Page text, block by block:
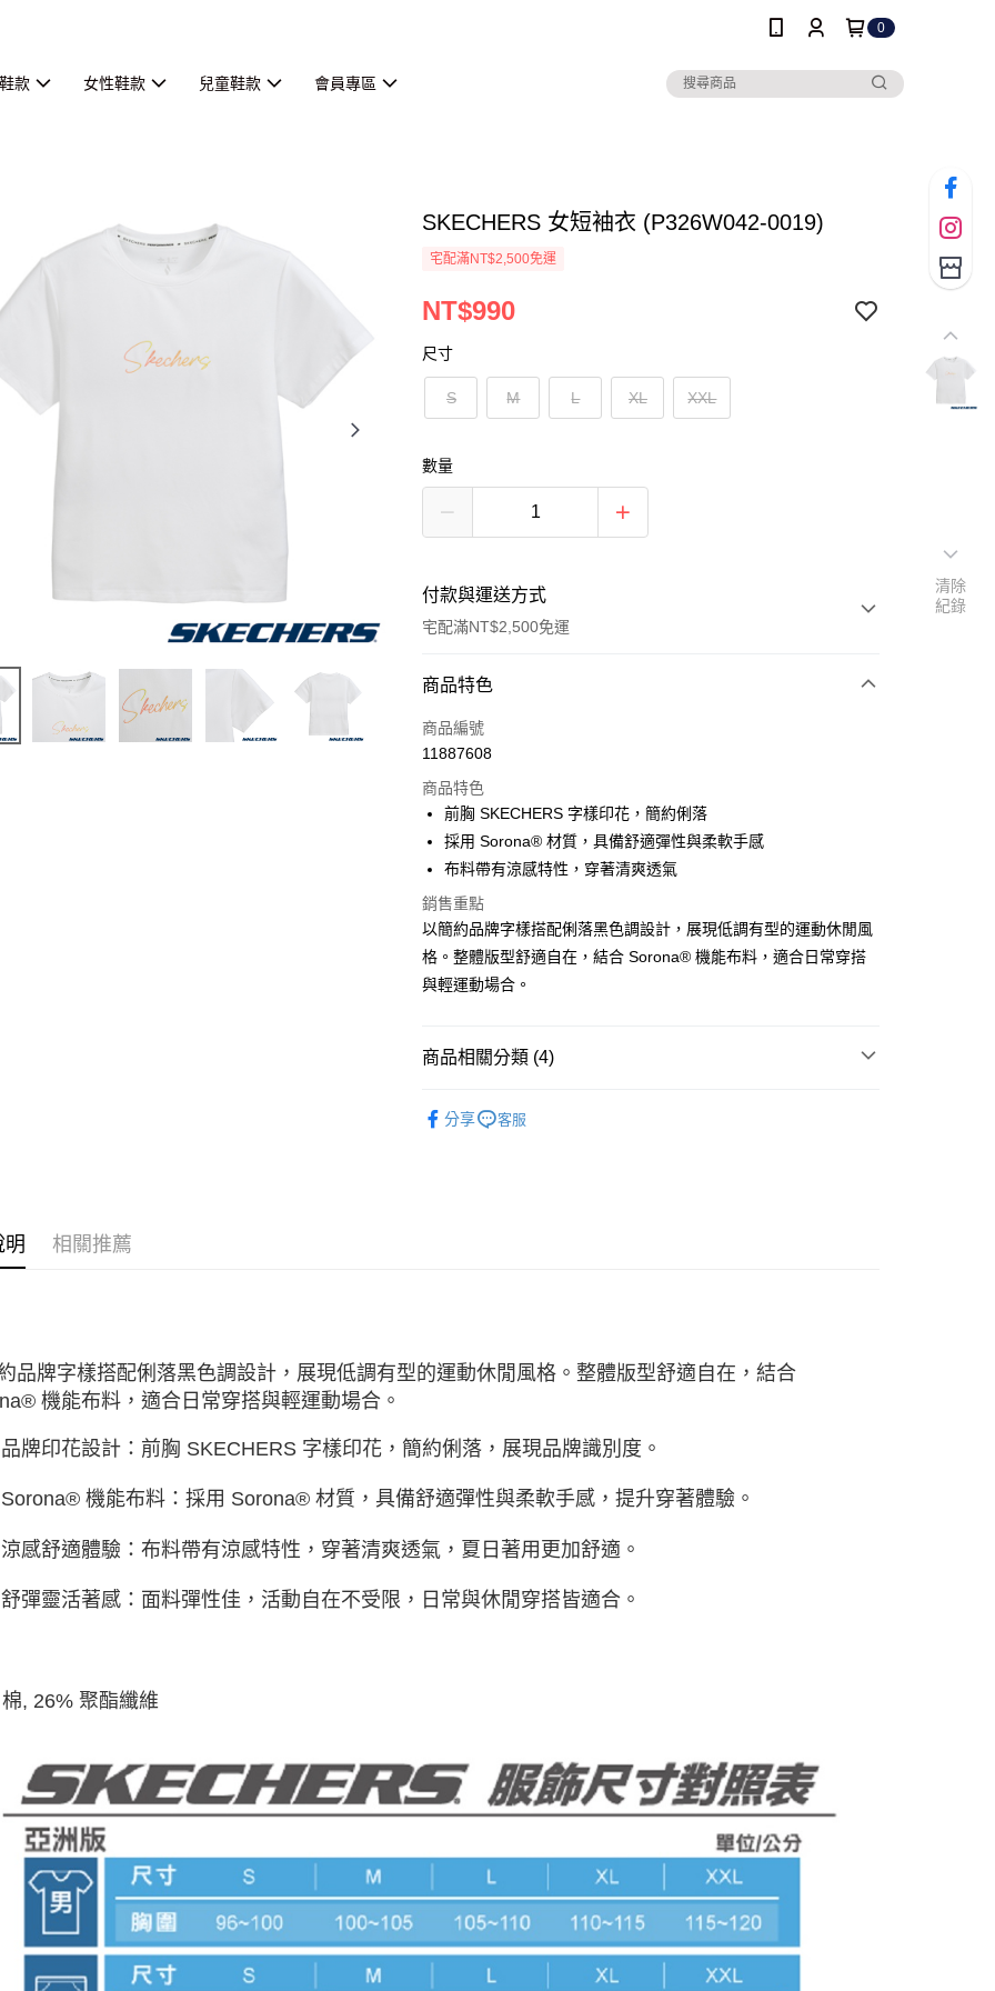
0
款 女性鞋款 兒童鞋款 會員專區
SKECHERS 女短袖衣 (P326W042-0019)
宅配滿NT$2,500免運
NT$990
尺寸
S M L XL XXL
數量
付款與運送方式
宅配滿NT$2,500免運
付款方式
信用卡一次付款
大哥付你分期
相關說明
1.本服務由台灣大哥大提供，台灣大哥大用戶可立即使用無須另外申請。
2.付款方式選擇「大哥付你分期」，訂單成立後會自動跳轉到大哥付的交易
流程，驗證手機門號後，選擇欲分期的期數、繳款截止日，確認付款後即
完成交易。
3.實際核准額度、可分期數及費用金額請依後續交易確認頁面所載為準。
4.訂單成立30分鐘內，如未前往確認交易或遇審核未通過，訂單將自動取
消。如遇「轉專審核」未通過狀況，表示未達大哥付你分期系統評分，恕
1.分期款項不併入電信帳單，「大哥付你分期」於每月結算日後寄送繳費提
帳／街口支付／iPASS MONEY」等通路繳費。
ATM付款
宅配
商品特色
商品編號
11887608
商品特色
前胸 SKECHERS 字樣印花，簡約俐落
採用 Sorona® 材質，具備舒適彈性與柔軟手感
布料帶有涼感特性，穿著清爽透氣
銷售重點
以簡約品牌字樣搭配俐落黑色調設計，展現低調有型的運動休閒風
格。整體版型舒適自在，結合 Sorona® 機能布料，適合日常穿搭
與輕運動場合。
商品相關分類 (4)
分享 客服
明 相關推薦
品牌字樣搭配俐落黑色調設計，展現低調有型的運動休閒風格。整體版型舒適自在，結合
機能布料，適合日常穿搭與輕運動場合。
品牌印花設計：前胸 SKECHERS 字樣印花，簡約俐落，展現品牌識別度。
Sorona® 機能布料：採用 Sorona® 材質，具備舒適彈性與柔軟手感，提升穿著體驗。
涼感舒適體驗：布料帶有涼感特性，穿著清爽透氣，夏日著用更加舒適。
舒彈靈活著感：面料彈性佳，活動自在不受限，日常與休閒穿搭皆適合。
, 26% 聚酯纖維
清除
紀錄